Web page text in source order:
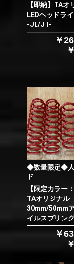
【即納】TAオ
LEDヘッドラ
-JL/JT-
￥
◆数量限定◆人
ド
【限定カラー
TAオリジナル
30mm/50mm
イルスプリ
￥